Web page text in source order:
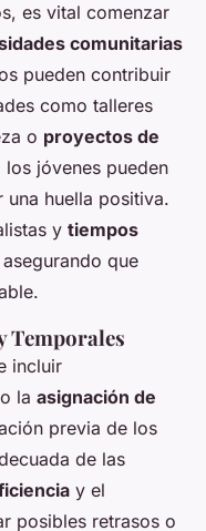
es vital comenzar
comunitarias
pueden contribuir
como talleres
o proyectos de
jóvenes pueden
una huella positiva.
y tiempos
que
Temporales
incluir
la asignación de
previa de los
de las
y el
posibles retrasos o